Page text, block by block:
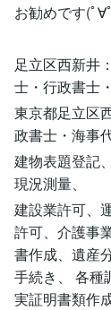
お勧めです(ﾟ∀
足立区西新井
士・行政書士
東京都足立区
政書士・海事
建物表題登記
現況測量、
建設業許可、
許可、介護事
書作成、遺産
手続き、 各種
実証明書類作